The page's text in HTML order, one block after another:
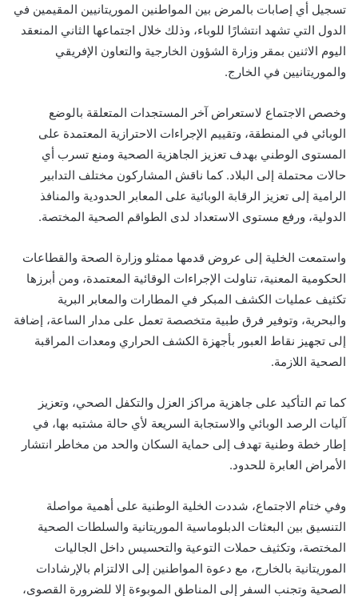
تسجيل أي إصابات بالمرض بين المواطنين الموريتانيين المقيمين في
الدول التي تشهد انتشارًا للوباء، وذلك خلال اجتماعها الثاني المنعقد
اليوم الاثنين بمقر وزارة الشؤون الخارجية والتعاون الإفريقي
والموريتانيين في الخارج.
وخصص الاجتماع لاستعراض آخر المستجدات المتعلقة بالوضع
الوبائي في المنطقة، وتقييم الإجراءات الاحترازية المعتمدة على
المستوى الوطني بهدف تعزيز الجاهزية الصحية ومنع تسرب أي
حالات محتملة إلى البلاد. كما ناقش المشاركون مختلف التدابير
الرامية إلى تعزيز الرقابة الوبائية على المعابر الحدودية والمنافذ
الدولية، ورفع مستوى الاستعداد لدى الطواقم الصحية المختصة.
واستمعت الخلية إلى عروض قدمها ممثلو وزارة الصحة والقطاعات
الحكومية المعنية، تناولت الإجراءات الوقائية المعتمدة، ومن أبرزها
تكثيف عمليات الكشف المبكر في المطارات والمعابر البرية
والبحرية، وتوفير فرق طبية متخصصة تعمل على مدار الساعة، إضافة
إلى تجهيز نقاط العبور بأجهزة الكشف الحراري ومعدات المراقبة
الصحية اللازمة.
كما تم التأكيد على جاهزية مراكز العزل والتكفل الصحي، وتعزيز
آليات الرصد الوبائي والاستجابة السريعة لأي حالة مشتبه بها، في
إطار خطة وطنية تهدف إلى حماية السكان والحد من مخاطر انتشار
الأمراض العابرة للحدود.
وفي ختام الاجتماع، شددت الخلية الوطنية على أهمية مواصلة
التنسيق بين البعثات الدبلوماسية الموريتانية والسلطات الصحية
المختصة، وتكثيف حملات التوعية والتحسيس داخل الجاليات
الموريتانية بالخارج، مع دعوة المواطنين إلى الالتزام بالإرشادات
الصحية وتجنب السفر إلى المناطق الموبوءة إلا للضرورة القصوى،